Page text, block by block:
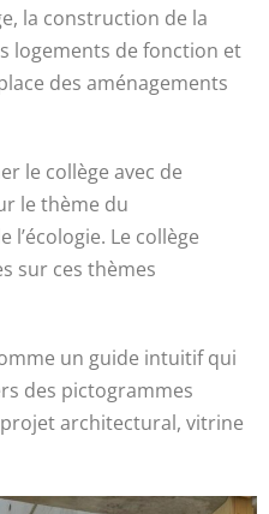
la construction de la
logements de fonction et
des aménagements
le collège avec de
le thème du
Le collège
sur ces thèmes
un guide intuitif qui
des pictogrammes
architectural, vitrine